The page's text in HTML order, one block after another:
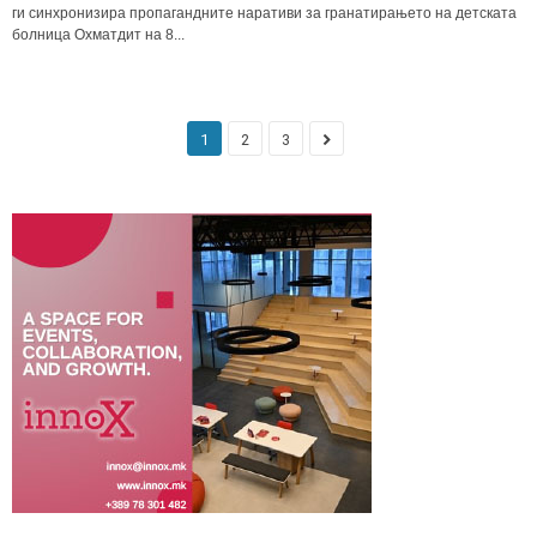
ги синхронизира пропагандните наративи за гранатирањето на детската
болница Охматдит на 8...
1 2 3